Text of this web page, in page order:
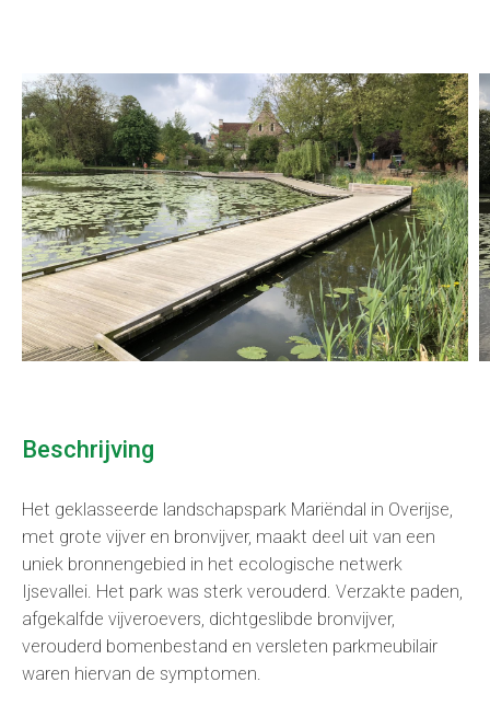
Beschrijving
Het geklasseerde landschapspark Mariëndal in Overijse,
met grote vijver en bronvijver, maakt deel uit van een
uniek bronnengebied in het ecologische netwerk
Ijsevallei. Het park was sterk verouderd. Verzakte paden,
afgekalfde vijveroevers, dichtgeslibde bronvijver,
verouderd bomenbestand en versleten parkmeubilair
waren hiervan de symptomen.